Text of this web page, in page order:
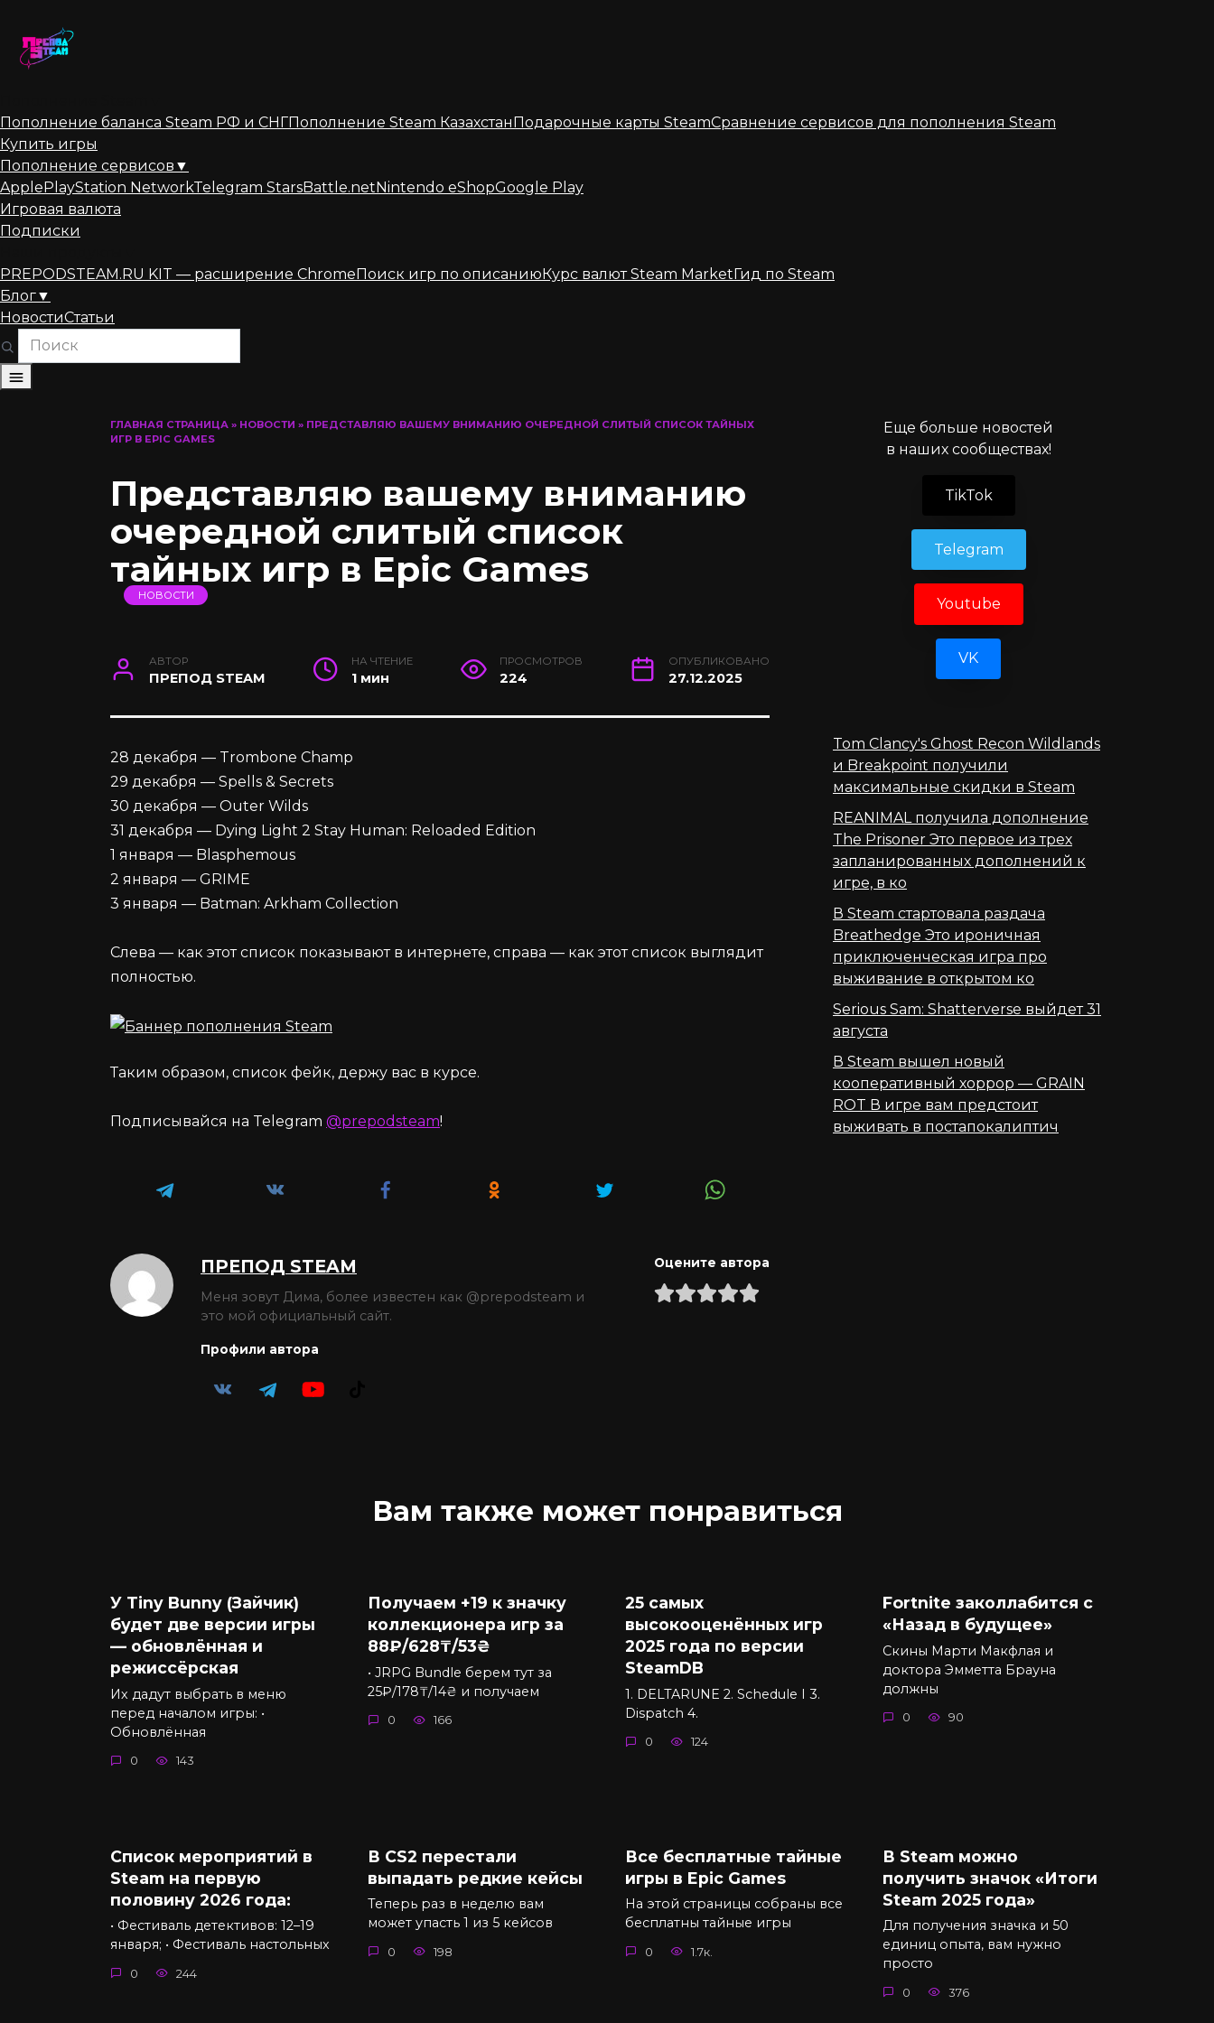
содержанию
Пополнение баланса Steam РФ и СНГПополнение Steam КазахстанПодарочные карты SteamСравнение сервисов для пополнения Steam
Купить игры
Пополнение сервисов ▼
ApplePlayStation NetworkTelegram StarsBattle.netNintendo eShopGoogle Play
Игровая валюта
Подписки
PREPODSTEAM.RU KIT — расширение ChromeПоиск игр по описаниюКурс валют Steam MarketГид по Steam
Блог▼
НовостиСтатьи
ГЛАВНАЯ СТРАНИЦА » НОВОСТИ » ПРЕДСТАВЛЯЮ ВАШЕМУ ВНИМАНИЮ ОЧЕРЕДНОЙ СЛИТЫЙ СПИСОК ТАЙНЫХ
ИГР В EPIC GAMES
Представляю вашему вниманию
очередной слитый список
тайных игр в Epic Games
НОВОСТИ
АВТОР
ПРЕПОД STEAM
НА ЧТЕНИЕ
1 мин
ПРОСМОТРОВ
224
ОПУБЛИКОВАНО
27.12.2025
28 декабря — Trombone Champ
29 декабря — Spells & Secrets
30 декабря — Outer Wilds
31 декабря — Dying Light 2 Stay Human: Reloaded Edition
1 января — Blasphemous
2 января — GRIME
3 января — Batman: Arkham Collection
Слева — как этот список показывают в интернете, справа — как этот список выглядит
полностью.
Таким образом, список фейк, держу вас в курсе.
Подписывайся на Telegram @prepodsteam!
ПРЕПОД STEAM
Меня зовут Дима, более известен как @prepodsteam и
это мой официальный сайт.
Профили автора
Оцените автора
Еще больше новостей
в наших сообществах!
TikTok
Telegram
Youtube
VK
Tom Clancy's Ghost Recon Wildlands
и Breakpoint получили
максимальные скидки в Steam
REANIMAL получила дополнение
The Prisoner Это первое из трех
запланированных дополнений к
игре, в ко
В Steam стартовала раздача
Breathedge Это ироничная
приключенческая игра про
выживание в открытом ко
Serious Sam: Shatterverse выйдет 31
августа
В Steam вышел новый
кооперативный хоррор — GRAIN
ROT В игре вам предстоит
выживать в постапокалиптич
Вам также может понравиться
У Tiny Bunny (Зайчик)
будет две версии игры
— обновлённая и
режиссёрская
Их дадут выбрать в меню
перед началом игры: •
Обновлённая
0 143
Получаем +19 к значку
коллекционера игр за
88₽/628₸/53₴
• JRPG Bundle берем тут за
25₽/178₸/14₴ и получаем
0 166
25 самых
высокооценённых игр
2025 года по версии
SteamDB
1. DELTARUNE 2. Schedule I 3.
Dispatch 4.
0 124
Fortnite заколлабится с
«Назад в будущее»
Скины Марти Макфлая и
доктора Эмметта Брауна
должны
0 90
Список мероприятий в
Steam на первую
половину 2026 года:
• Фестиваль детективов: 12–19
января; • Фестиваль настольных
0 244
В CS2 перестали
выпадать редкие кейсы
Теперь раз в неделю вам
может упасть 1 из 5 кейсов
0 198
Все бесплатные тайные
игры в Epic Games
На этой страницы собраны все
бесплатны тайные игры
0 1.7к.
В Steam можно
получить значок «Итоги
Steam 2025 года»
Для получения значка и 50
единиц опыта, вам нужно
просто
0 376